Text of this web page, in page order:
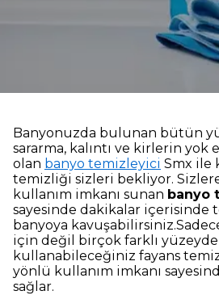
Banyonuzda bulunan bütün
sararma, kalıntı ve kirlerin yok
olan banyo temizleyici Smx ile
temizliği sizleri bekliyor.
kullanım imkanı sunan banyo
sayesinde dakikalar içerisinde
banyoya
için değil birçok farklı yüzeyde
kullanabileceğiniz fayans
yönlü kullanım imkanı
sağlar.